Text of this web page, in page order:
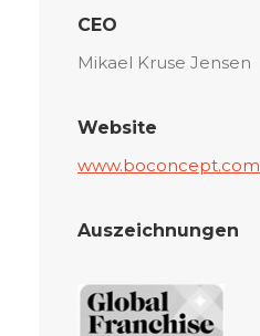
CEO
Mikael Kruse Jensen
Website
www.boconcept.com
Auszeichnungen